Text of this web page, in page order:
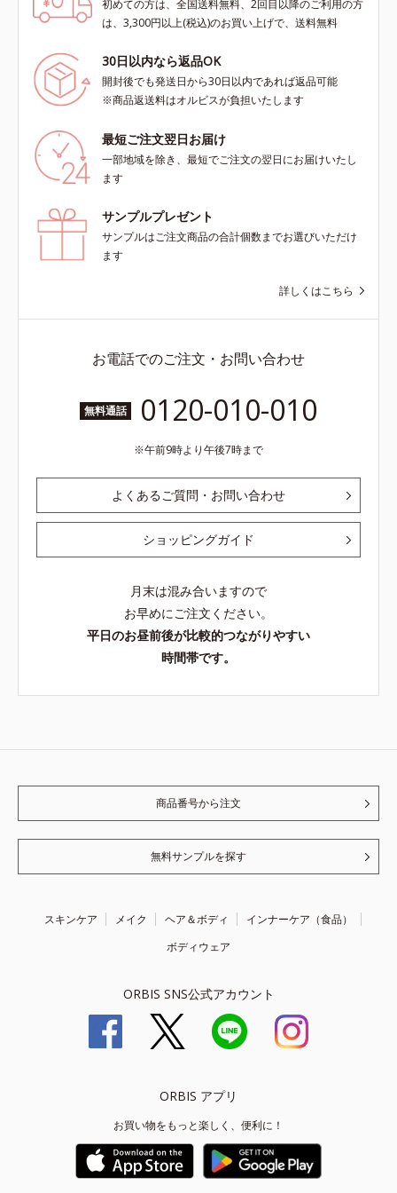
初めての方は、全国送料無料、2回目以降のご利用の方
は、3,300円以上(税込)のお買い上げで、送料無料
30日以内なら返品OK
開封後でも発送日から30日以内であれば返品可能
※商品返送料はオルビスが負担いたします
最短ご注文翌日お届け
一部地域を除き、最短でご注文の翌日にお届けいたし
ます
サンプルプレゼント
サンプルはご注文商品の合計個数までお選びいただけ
ます
詳しくはこちら
お電話でのご注文・お問い合わせ
無料通話 0120-010-010
午前9時より午後7時まで
よくあるご質問・お問い合わせ
ショッピングガイド
月末は混み合いますので
お早めにご注文ください。
平日のお昼前後が比較的つながりやすい
時間帯です。
商品番号から注文
無料サンプルを探す
スキンケア メイク ヘア＆ボディ
インナーケア（食品）
ボディウェア
ORBIS SNS公式アカウント
ORBIS アプリ
お買い物をもっと楽しく、便利に！